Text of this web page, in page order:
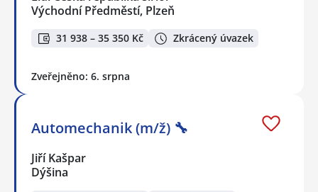
Východní Předměstí, Plzeň
31 938 – 35 350 Kč Zkrácený úvazek
Zveřejněno: 6. srpna
Automechanik (m/ž) 🔧
Jiří Kašpar
Dýšina